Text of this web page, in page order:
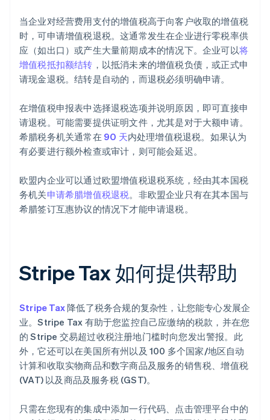
当企业对经营费用支付的增值税高于向客户收取的增值税
时，可申请增值税退税。这通常发生在企业进行零税率供
应（如出口）或产生大量前期成本的情况下。企业可以将
增值税抵扣额结转 ，以抵消未来的增值税负债，或正式申
请现金退税。结转是自动的，而退税必须明确申请。
在增值税申报表中选择退税选项并说明原因，即可直接申
请退税。可能需要提供证明文件，尤其是对于大额申请。
希腊税务机关通常在 90 天内处理增值税退税。如果认为
有必要进行额外检查或审计，则可能会延迟。
欧盟内企业可以通过欧盟增值税退税系统，经由其本国税
务机关申请希腊增值税退税。非欧盟企业只有在其本国与
希腊签订互惠协议的情况下才能申请退税。
Stripe Tax 如何提供帮助
Stripe Tax降低了税务合规的复杂性，让您能专心发展企
业。Stripe Tax 有助于您监控自己应缴纳的税款，并在您
的 Stripe 交易超过收税注册地门槛时向您发出警报。此
外，它还可以在美国所有州以及 100 多个国家/地区自动
计算和收取实物商品和数字商品及服务的销售税、增值税
(VAT) 以及商品及服务税 (GST)。
只需在您现有的集成中添加一行代码、点击管理平台中的